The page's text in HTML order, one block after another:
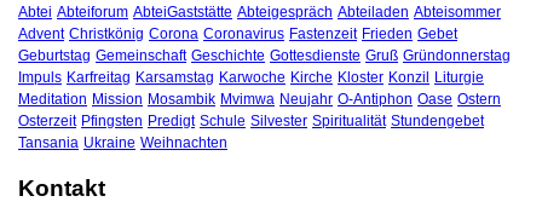
Abtei Abteiforum AbteiGaststätte Abteigespräch Abteiladen Abteisommer
Advent Christkönig Corona Coronavirus Fastenzeit Frieden Gebet
Geburtstag Gemeinschaft Geschichte Gottesdienste Gruß Gründonnerstag
Impuls Karfreitag Karsamstag Karwoche Kirche Kloster Konzil
Liturgie
Meditation Mission Mosambik Mvimwa Neujahr O-Antiphon Oase Ostern
Osterzeit Pfingsten Predigt Schule Silvester Spiritualität Stundengebet
Tansania Ukraine Weihnachten
Kontakt